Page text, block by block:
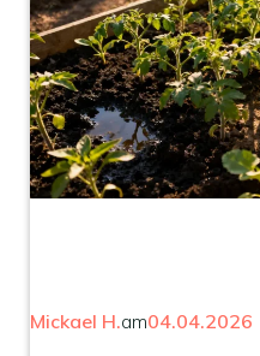
Mickael H.am04.04.2026